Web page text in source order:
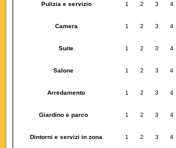
Pulizia e servizio 1 2 3 4
Camera 1 2 3 4
Suite 1 2 3 4
Salone 1 2 3 4
Arredamento 1 2 3 4
Giardino e parco 1 2 3 4
Dintorni e servizi in zona 1 2 3 4